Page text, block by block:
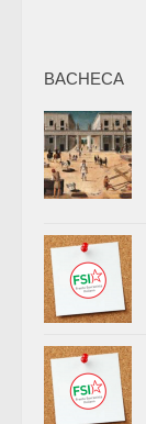
BACHECA